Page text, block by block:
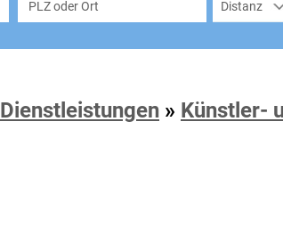
Dienstleistungen » Künstler-